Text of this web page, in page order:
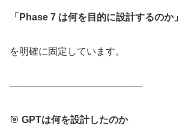
「Phase 7 は何を目的に設計するのか」
を明確に固定しています。
────────────────────
🎯 GPTは何を設計したのか